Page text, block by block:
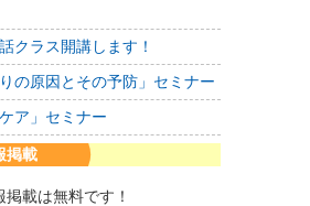
クラス開講します！
の原因とその予防」セミナー
ア」セミナー
掲載
載は無料です！